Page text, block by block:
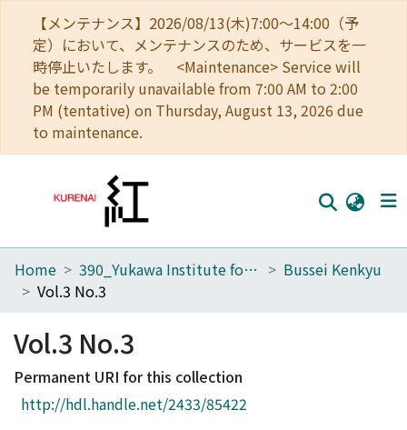
【メンテナンス】2026/08/13(木)7:00～14:00（予
定）において、メンテナンスのため、サービスを一
時停止いたします。 <Maintenance> Service will
be temporarily unavailable from 7:00 AM to 2:00
PM (tentative) on Thursday, August 13, 2026 due
to maintenance.
Home
Browse
Download Ranking
Access Statistics
Home 390_Yukawa Institute for Theoretical Physics
Bussei Kenkyu
Vol.3 No.3
Vol.3 No.3
Permanent URI for this collection
http://hdl.handle.net/2433/85422